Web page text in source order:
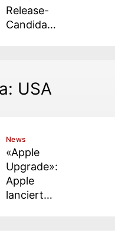
Release-
Candidate
USA
News
«Apple
Upgrade»:
Apple
lanciert